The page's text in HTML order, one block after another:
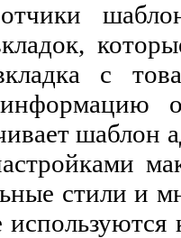
с
шаблон
стили и